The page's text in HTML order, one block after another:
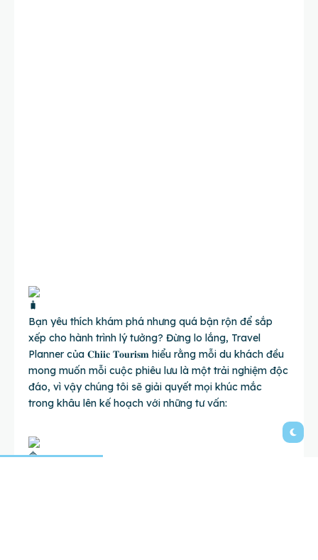
Bạn yêu thích khám phá nhưng quá bận rộn để sắp
xếp cho hành trình lý tưởng? Đừng lo lắng, Travel
Planner của 𝐂𝐡𝐢𝐢𝐜 𝐓𝐨𝐮𝐫𝐢𝐬𝐦 hiểu rằng mỗi du khách đều
mong muốn mỗi cuộc phiêu lưu là một trải nghiệm độc
đáo, vì vậy chúng tôi sẽ giải quyết mọi khúc mắc
trong khâu lên kế hoạch với những tư vấn: